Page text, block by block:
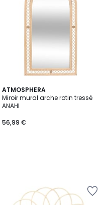
ATMOSPHERA
Miroir mural arche rotin tressé
ANAHI
56,99 €